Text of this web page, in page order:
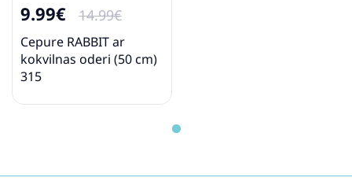
9.99€ 14.99€
Cepure RABBIT ar
kokvilnas oderi (50 cm)
315